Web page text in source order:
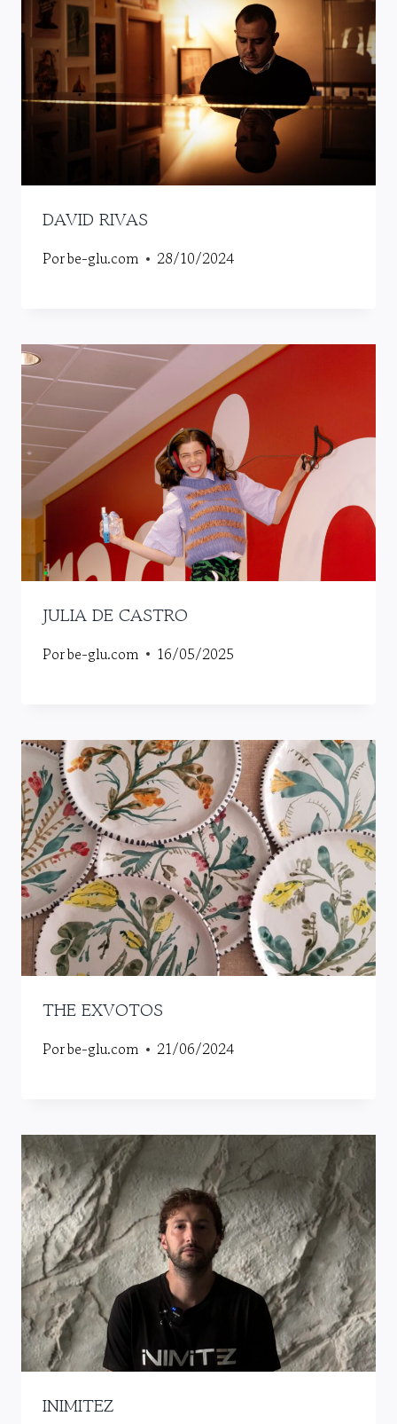
DAVID RIVAS
Porbe-glu.com 28/10/2024
JULIA DE CASTRO
Porbe-glu.com 16/05/2025
THE EXVOTOS
Porbe-glu.com 21/06/2024
INIMITEZ